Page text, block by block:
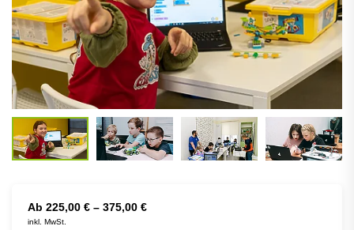
Ab 225,00 € – 375,00 €
inkl. MwSt.